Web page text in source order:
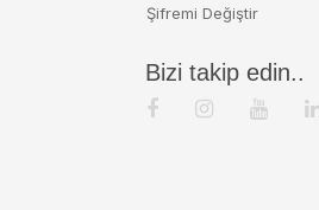
Şifremi Değiştir
Bizi takip edin..